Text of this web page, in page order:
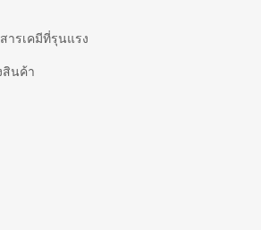
รเคมีที่รุนแรง
สินค้า